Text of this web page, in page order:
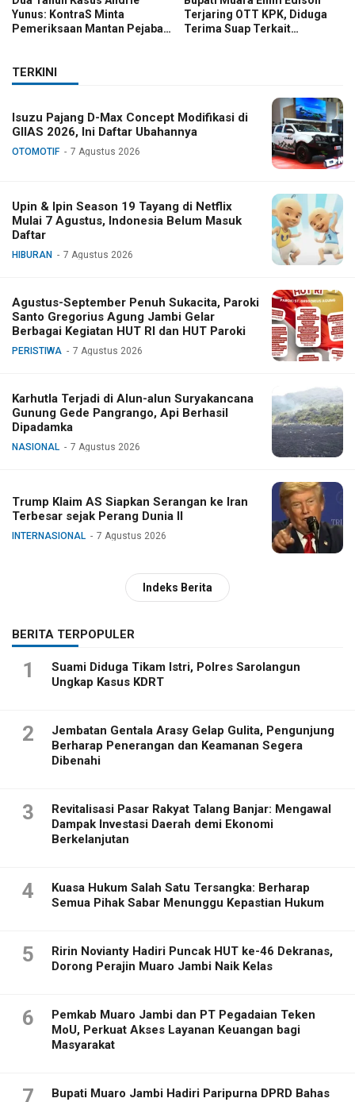
Yunus: KontraS Minta
Pemeriksaan Mantan Pejabat
Terjaring OTT KPK, Diduga
Terima Suap Terkait
TERKINI
Isuzu Pajang D-Max Concept Modifikasi di
GIIAS 2026, Ini Daftar Ubahannya
OTOMOTIF 7 Agustus 2026
Upin & Ipin Season 19 Tayang di Netflix
Mulai 7 Agustus, Indonesia Belum Masuk
Daftar
HIBURAN 7 Agustus 2026
Agustus-September Penuh Sukacita, Paroki
Santo Gregorius Agung Jambi Gelar
Berbagai Kegiatan HUT RI dan HUT Paroki
PERISTIWA 7 Agustus 2026
Karhutla Terjadi di Alun-alun Suryakancana
Gunung Gede Pangrango, Api Berhasil
Dipadamka
NASIONAL 7 Agustus 2026
Trump Klaim AS Siapkan Serangan ke Iran
Terbesar sejak Perang Dunia II
INTERNASIONAL 7 Agustus 2026
Indeks Berita
BERITA TERPOPULER
1
Suami Diduga Tikam Istri, Polres Sarolangun
Ungkap Kasus KDRT
2
Jembatan Gentala Arasy Gelap Gulita, Pengunjung
Berharap Penerangan dan Keamanan Segera
Dibenahi
3
Revitalisasi Pasar Rakyat Talang Banjar: Mengawal
Dampak Investasi Daerah demi Ekonomi
Berkelanjutan
4
Kuasa Hukum Salah Satu Tersangka: Berharap
Semua Pihak Sabar Menunggu Kepastian Hukum
5
Ririn Novianty Hadiri Puncak HUT ke-46 Dekranas,
Dorong Perajin Muaro Jambi Naik Kelas
6
Pemkab Muaro Jambi dan PT Pegadaian Teken
MoU, Perkuat Akses Layanan Keuangan bagi
Masyarakat
7
Bupati Muaro Jambi Hadiri Paripurna DPRD Bahas